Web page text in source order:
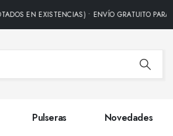
• ENVÍO GRATUITO PARA
Pulseras Novedades